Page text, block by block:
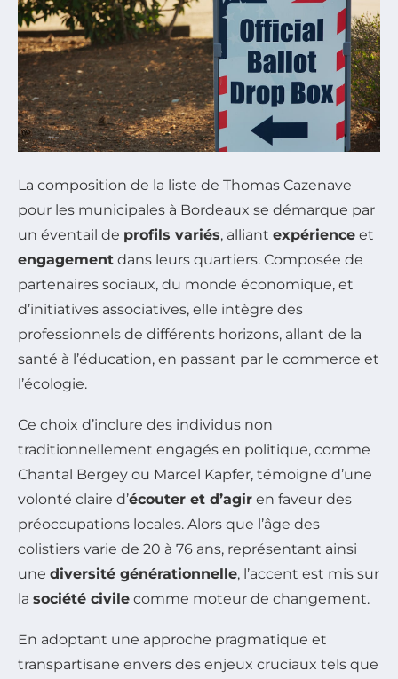
La composition de la liste de Thomas Cazenave
pour les municipales à Bordeaux se démarque par
un éventail de profils variés, alliant expérience et
engagement dans leurs quartiers. Composée de
partenaires sociaux, du monde économique, et
d’initiatives associatives, elle intègre des
professionnels de différents horizons, allant de la
santé à l’éducation, en passant par le commerce et
l’écologie.
Ce choix d’inclure des individus non
traditionnellement engagés en politique, comme
Chantal Bergey ou Marcel Kapfer, témoigne d’une
volonté claire d’écouter et d’agir en faveur des
préoccupations locales. Alors que l’âge des
colistiers varie de 20 à 76 ans, représentant ainsi
une diversité générationnelle, l’accent est mis sur
la société civile comme moteur de changement.
En adoptant une approche pragmatique et
transpartisane envers des enjeux cruciaux tels que